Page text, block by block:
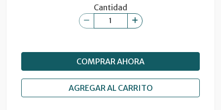
Cantidad
COMPRAR AHORA
AGREGAR AL CARRITO